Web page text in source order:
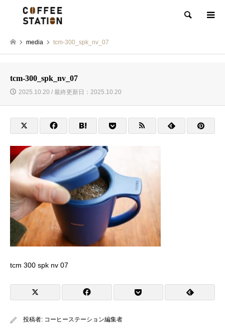
検索
media tcm-300_spk_nv_07
tcm-300_spk_nv_07
2025.10.20 / 最終更新日：2025.10.20
tcm 300 spk nv 07
投稿者: コーヒーステーション編集者